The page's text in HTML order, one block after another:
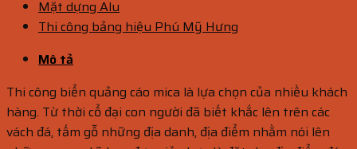
Mặt dựng Alu
Thi công bảng hiệu Phú Mỹ Hưng
Mô tả
Thi công biển quảng cáo mica là lựa chọn của nhiều khách
hàng. Từ thời cổ đại con người đã biết khắc lên trên các
vách đá, tấm gỗ những địa danh, địa điểm nhằm nói lên